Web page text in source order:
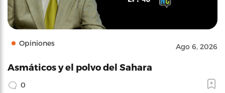
Opiniones Ago 6, 2026
Asmáticos y el polvo del Sahara
0